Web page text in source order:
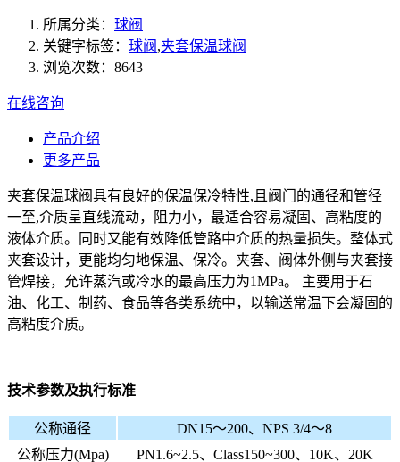
所属分类： 球阀
关键字标签： 球阀 ,夹套保温球阀
浏览次数：8643
在线咨询
产品介绍
更多产品
夹套保温球阀具有良好的保温保冷特性,且阀门的通径和管径
一至,介质呈直线流动，阻力小，最适合容易凝固、高粘度的
液体介质。同时又能有效降低管路中介质的热量损失。整体式
夹套设计，更能均匀地保温、保冷。夹套、阀体外侧与夹套接
管焊接，允许蒸汽或冷水的最高压力为1MPa。 主要用于石
油、化工、制药、食品等各类系统中，以输送常温下会凝固的
高粘度介质。
技术参数及执行标准
公称通径
DN15～200、NPS 3/4～8
公称压力(Mpa)
PN1.6~2.5、Class150~300、10K、20K